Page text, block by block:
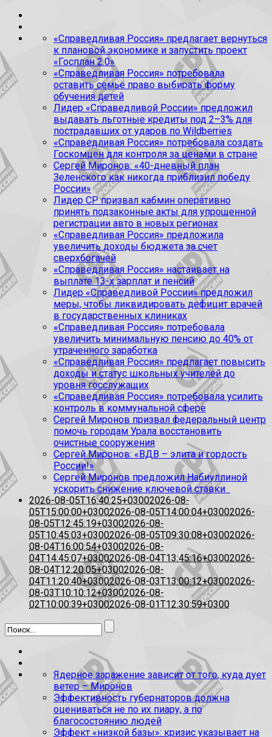
«Справедливая Россия» предлагает вернуться
к плановой экономике и запустить проект
«Госплан 2.0»
«Справедливая Россия» потребовала
оставить семье право выбирать форму
обучения детей
Лидер «Справедливой России» предложил
выдавать льготные кредиты под 2–3% для
пострадавших от ударов по Wildberries
«Справедливая Россия» потребовала создать
Госкомцен для контроля за ценами в стране
Сергей Миронов: «40-дневный план
Зеленского как никогда приблизил победу
России»
Лидер СР призвал кабмин оперативно
принять подзаконные акты для упрощенной
регистрации авто в новых регионах
«Справедливая Россия» предложила
увеличить доходы бюджета за счет
сверхбогачей
«Справедливая Россия» настаивает на
выплате 13-х зарплат и пенсий
Лидер «Справедливой России» предложил
меры, чтобы ликвидировать дефицит врачей
в государственных клиниках
«Справедливая Россия» потребовала
увеличить минимальную пенсию до 40% от
утраченного заработка
«Справедливая Россия» предлагает повысить
доходы и статус школьных учителей до
уровня госслужащих
«Справедливая Россия» потребовала усилить
контроль в коммунальной сфере
Сергей Миронов призвал федеральный центр
помочь городам Урала восстановить
очистные сооружения
Сергей Миронов: «ВДВ – элита и гордость
России!»
Сергей Миронов предложил Набиуллиной
ускорить снижение ключевой ставки
2026-08-05T16:40:25+03002026-08-
05T15:00:00+03002026-08-05T14:00:04+03002026-
08-05T12:45:19+03002026-08-
05T10:45:03+03002026-08-05T09:30:08+03002026-
08-04T16:00:54+03002026-08-
04T14:45:07+03002026-08-04T13:45:16+03002026-
08-04T12:20:05+03002026-08-
04T11:20:40+03002026-08-03T13:00:12+03002026-
08-03T10:10:12+03002026-08-
02T10:00:39+03002026-08-01T12:30:59+0300
Ядерное заражение зависит от того, куда дует
ветер – Миронов
Эффективность губернаторов должна
оцениваться не по их пиару, а по
благосостоянию людей
Эффект «низкой базы»: кризис указывает на